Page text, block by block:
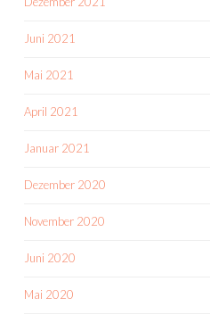
Juni 2021
Mai 2021
April 2021
Januar 2021
Dezember 2020
November 2020
Juni 2020
Mai 2020